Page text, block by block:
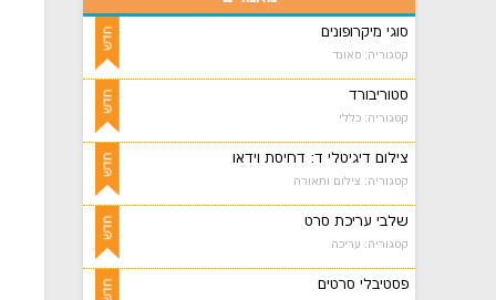
סוגי מיקרופונים
קטגוריה: סאונד
סטוריבורד
קטגוריה: כללי
צילום דיגיטלי ד: דחיסת וידאו
קטגוריה: צילום ותאורה
שלבי עריכת סרט
קטגוריה: עריכה
פסטיבלי סרטים